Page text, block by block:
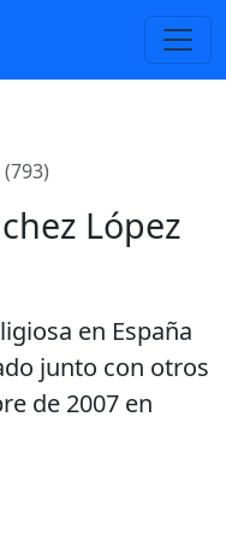
López
en España
junto con otros
de 2007 en